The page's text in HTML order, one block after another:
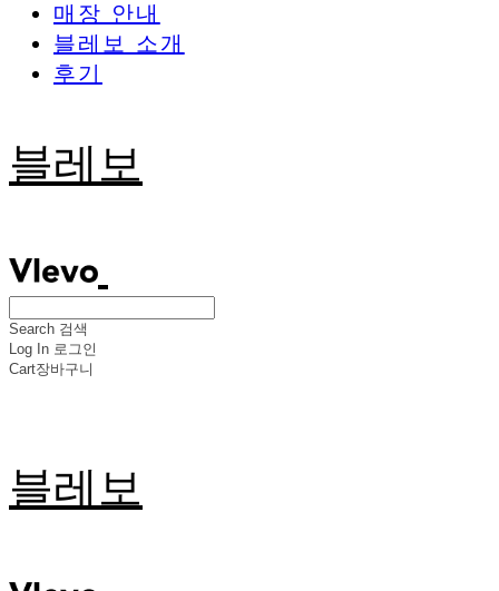
매장 안내
블레보 소개
후기
블레보
Search 검색
Log In 로그인
Cart장바구니
블레보